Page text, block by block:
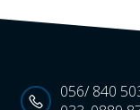
056/ 840